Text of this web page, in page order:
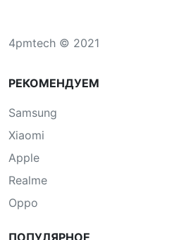
4pmtech © 2021
РЕКОМЕНДУЕМ
Samsung
Xiaomi
Apple
Realme
Oppo
ПОПУЛЯРНОЕ